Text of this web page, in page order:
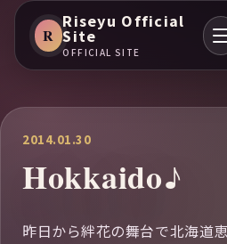
R
Riseyu Official
Site
OFFICIAL SITE
2014.01.30
Hokkaido♪
昨日から絆花の舞台で北海道